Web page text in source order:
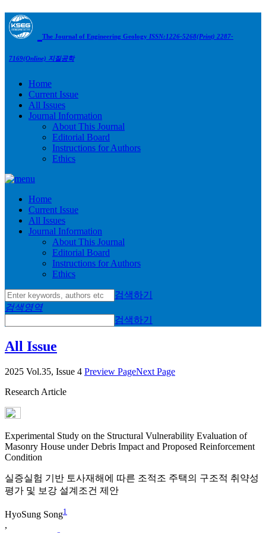
The Journal of Engineering Geology ISSN:1226-5268(Print) 2287-
7169(Online) 지질공학
Home
Current Issue
All Issues
Journal Information
About This Journal
Editorial Board
Instructions for Authors
Ethics
Home
Current Issue
All Issues
Journal Information
About This Journal
Editorial Board
Instructions for Authors
Ethics
검색하기
검색영역
검색하기
All Issue
2025 Vol.35, Issue 4 Preview PageNext Page
Research Article
Experimental Study on the Structural Vulnerability Evaluation of
Masonry House under Debris Impact and Proposed Reinforcement
Condition
실증실험 기반 토사재해에 따른 조적조 주택의 구조적 취약성
평가 및 보강 설계조건 제안
HyoSung Song1
,